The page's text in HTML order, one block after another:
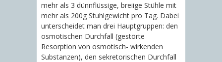
mehr als 3 dünnflüssige, breiige Stühle mit
mehr als 200g Stuhlgewicht pro Tag. Dabei
unterscheidet man drei Hauptgruppen: den
osmotischen Durchfall (gestörte
Resorption von osmotisch- wirkenden
Substanzen), den sekretorischen Durchfall